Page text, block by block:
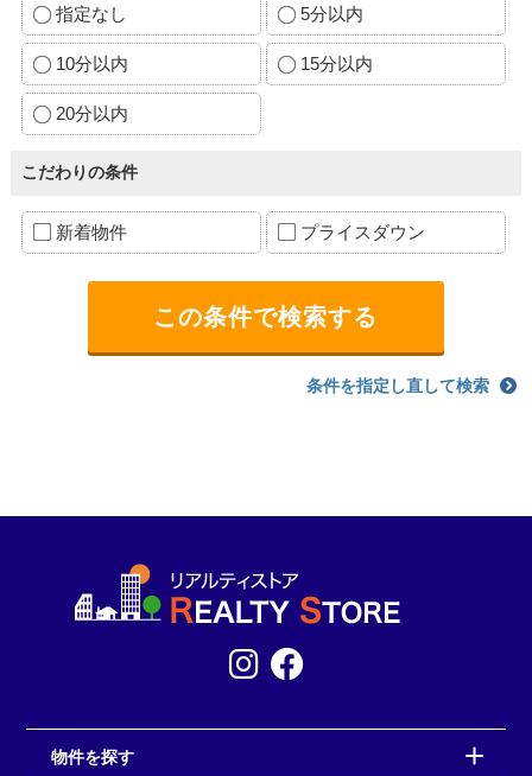
指定なし 5分以内
10分以内 15分以内
20分以内
こだわりの条件
新着物件 プライスダウン
条件を指定し直して検索
物件を探す